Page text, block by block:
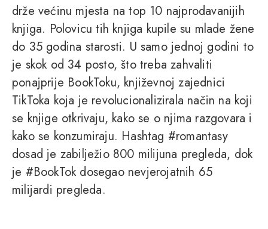
drže većinu mjesta na top 10 najprodavanijih
knjiga. Polovicu tih knjiga kupile su mlade žene
do 35 godina starosti. U samo jednoj godini to
je skok od 34 posto, što treba zahvaliti
ponajprije BookToku, književnoj zajednici
TikToka koja je revolucionalizirala način na koji
se knjige otkrivaju, kako se o njima razgovara i
kako se konzumiraju. Hashtag #romantasy
dosad je zabilježio 800 milijuna pregleda, dok
je #BookTok dosegao nevjerojatnih 65
milijardi pregleda.